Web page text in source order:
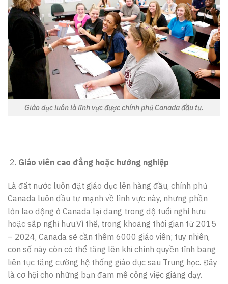
Giáo dục luôn là lĩnh vực được chính phủ Canada đầu tư.
Giáo viên cao đẳng hoặc hướng nghiệp
Là đất nước luôn đặt giáo dục lên hàng đầu, chính phủ
Canada luôn đầu tư mạnh về lĩnh vực này, nhưng phần
lớn lao động ở Canada lại đang trong độ tuổi nghỉ hưu
hoặc sắp nghỉ hưu.Vì thế, trong khoảng thời gian từ 2015
– 2024, Canada sẽ cần thêm 6000 giáo viên; tuy nhiên,
con số này còn có thể tăng lên khi chính quyền tỉnh bang
liên tục tăng cường hệ thống giáo dục sau Trung học. Đây
là cơ hội cho những bạn đam mê công việc giảng dạy.